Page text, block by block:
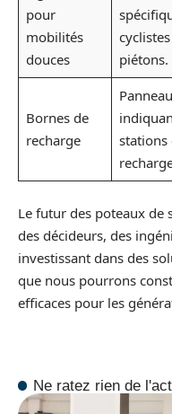
pour
mobilités
douces
piétons.
Bornes de
recharge
stations
Le futur des poteaux de
des décideurs, des
investissant dans des
que nous pourrons
efficaces pour les
Ne ratez rien de